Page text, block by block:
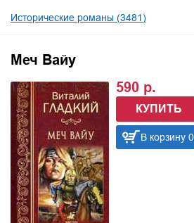
Исторические романы (3481)
Меч Вайу
590 р.
КУПИТЬ
В корзину 0